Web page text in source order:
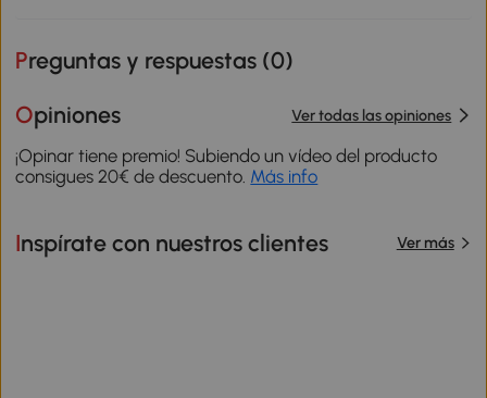
Preguntas y respuestas (0)
Opiniones Ver todas las opiniones
¡Opinar tiene premio! Subiendo un vídeo del producto
consigues 20€ de descuento. Más info
Inspírate con nuestros clientes Ver más